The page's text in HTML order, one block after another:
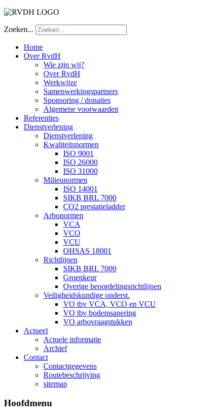
Zoeken...
Home
Over RvdH
Wie zijn wij?
Over RvdH
Werkwijze
Samenwerkingspartners
Sponsoring / donaties
Algemene voorwaarden
Referenties
Dienstverlening
Dienstverlening
Kwaliteitsnormen
ISO 9001
ISO 26000
ISO 31000
Milieunormen
ISO 14001
SIKB BRL 7000
CO2 prestatieladder
Arbonormen
VCA
VCO
VCU
OHSAS 18001
Richtlijnen
SIKB BRL 7000
Groenkeur
Overige beoordelingsrichtlijnen
Veiligheidskundige onderst.
VO tbv VCA, VCO en VCU
VO tbv bodemsanering
VO arbovraagstukken
Actueel
Actuele informatie
Archief
Contact
Contactgegevens
Routebeschrijving
sitemap
Hoofdmenu